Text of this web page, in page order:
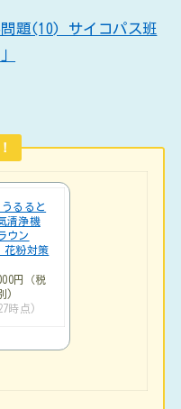
題(10) サイコパス班
るると
清浄機
ウン
花粉対策
円（税
)
時点)